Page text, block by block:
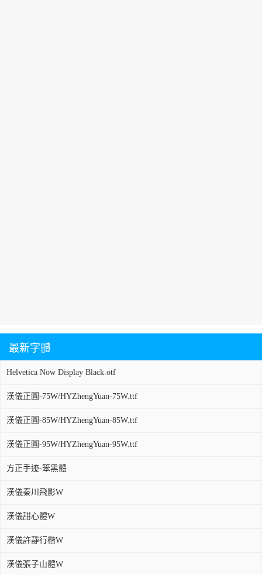
最新字體
Helvetica Now Display Black.otf
漢儀正圓-75W/HYZhengYuan-75W.ttf
漢儀正圓-85W/HYZhengYuan-85W.ttf
漢儀正圓-95W/HYZhengYuan-95W.ttf
方正手迹-笨黑體
漢儀秦川飛影W
漢儀甜心體W
漢儀許靜行楷W
漢儀張子山體W